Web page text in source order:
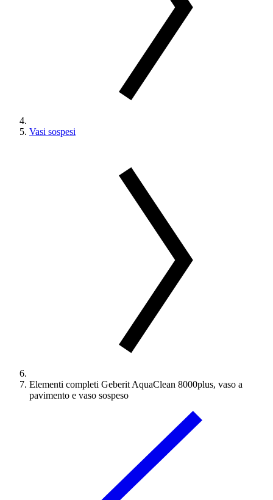
Vasi sospesi
Elementi completi Geberit AquaClean 8000plus, vaso a
pavimento e vaso sospeso